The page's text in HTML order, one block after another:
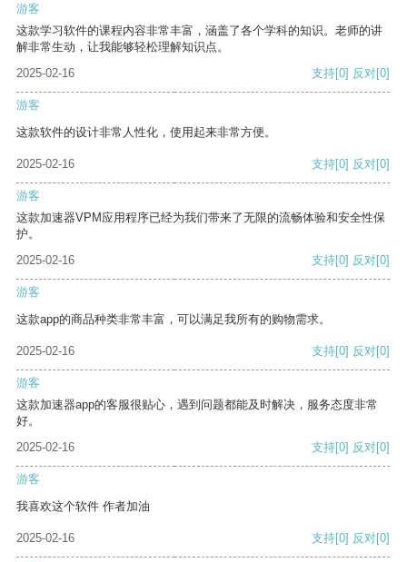
游客
这款学习软件的课程内容非常丰富，涵盖了各个学科的知识。老师的讲
解非常生动，让我能够轻松理解知识点。
2025-02-16
支持[0] 反对[0]
游客
这款软件的设计非常人性化，使用起来非常方便。
2025-02-16 支持[0] 反对[0]
游客
这款加速器VPM应用程序已经为我们带来了无限的流畅体验和安全性保
护。
2025-02-16
支持[0] 反对[0]
游客
这款app的商品种类非常丰富，可以满足我所有的购物需求。
2025-02-16 支持[0] 反对[0]
游客
这款加速器app的客服很贴心，遇到问题都能及时解决，服务态度非常
好。
2025-02-16
支持[0] 反对[0]
游客
我喜欢这个软件 作者加油
2025-02-16 支持[0] 反对[0]